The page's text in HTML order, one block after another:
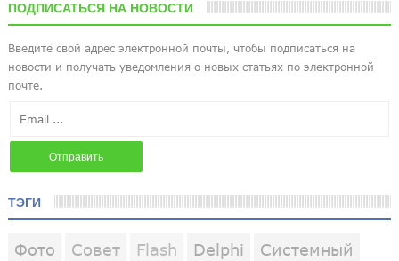
ПОДПИСАТЬСЯ НА НОВОСТИ
ТЭГИ
Фото Совет Flash Delphi
Системный